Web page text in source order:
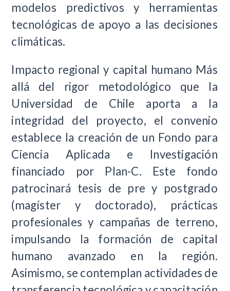
modelos predictivos y herramientas
tecnológicas de apoyo a las decisiones
climáticas.
Impacto regional y capital humano Más
allá del rigor metodológico que la
Universidad de Chile aporta a la
integridad del proyecto, el convenio
establece la creación de un Fondo para
Ciencia Aplicada e Investigación
financiado por Plan-C. Este fondo
patrocinará tesis de pre y postgrado
(magíster y doctorado), prácticas
profesionales y campañas de terreno,
impulsando la formación de capital
humano avanzado en la región.
Asimismo, se contemplan actividades de